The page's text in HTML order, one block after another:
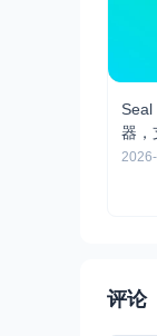
Seal
器，
评论